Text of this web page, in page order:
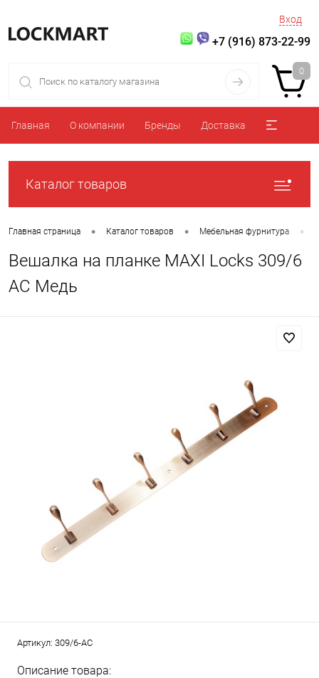
Вход
+7 (916) 873-22-99
0
Главная О компании Бренды Доставка
Каталог товаров
Главная страница • Каталог товаров • Мебельная фурнитура •
Вешалка на планке MAXI Locks 309/6
AC Медь
Артикул: 309/6-AC
Описание товара: